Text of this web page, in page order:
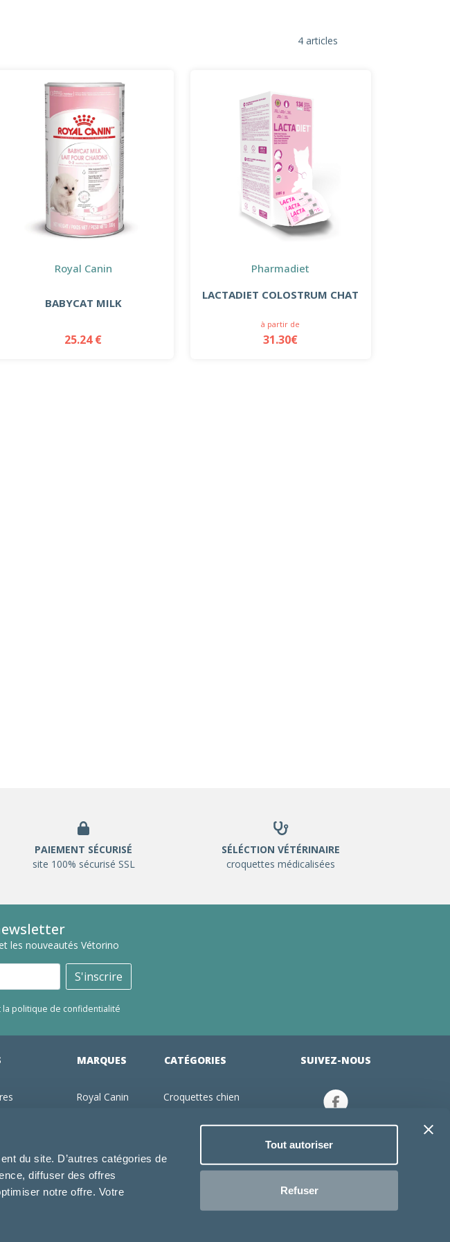
du site. D’autres catégories de
diffuser des offres
notre offre. Votre
Tout autoriser
Refuser
4 articles
Royal Canin
BABYCAT MILK
25.24 €
Pharmadiet
LACTADIET COLOSTRUM CHAT
à partir de
31.30€
PAIEMENT SÉCURISÉ
site 100% sécurisé SSL
SÉLÉCTION VÉTÉRINAIRE
croquettes médicalisées
les nouveautés Vétorino
S'inscrire
la politique de confidentialité
d'utilisation
MARQUES
Royal Canin
Specific
Dechra
Tonivet
CATÉGORIES
Croquettes chien
Jouets chien
Produits vétérinaire chien
Jouets chat
SUIVEZ-NOUS